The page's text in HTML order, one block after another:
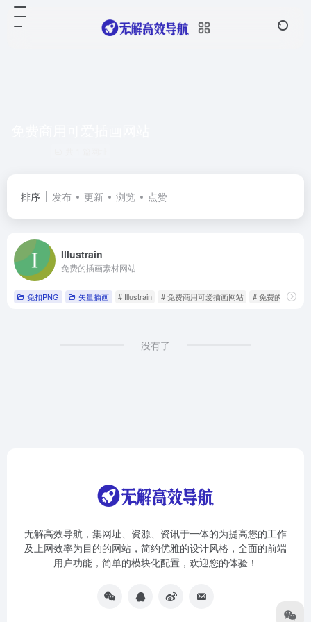
排序 发布 更新 浏览 点赞
Illustrain
免费的插画素材网站
免扣PNG 矢量插画 # Illustrain # 免费商用可爱插画网站 # 免费的插画素
没有了
无解高效导航，集网址、资源、资讯于一体的为提高您的工作
及上网效率为目的的网站，简约优雅的设计风格，全面的前端
用户功能，简单的模块化配置，欢迎您的体验！